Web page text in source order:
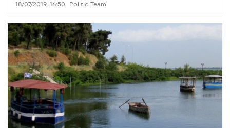
18/07/2019, 16:50 Politic Team